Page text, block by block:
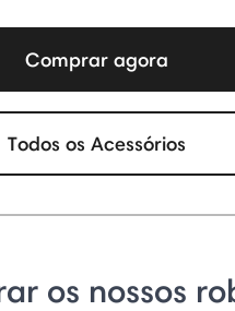
Comprar agora
Todos os Acessórios
os nossos